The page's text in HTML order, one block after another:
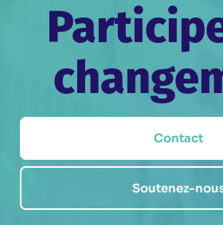
Contact
Soutenez-